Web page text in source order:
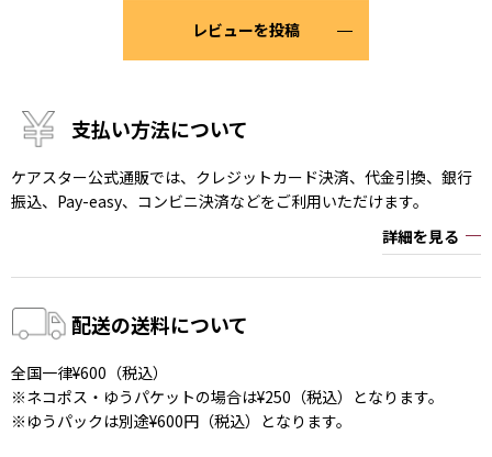
レビューを投稿
支払い方法について
ケアスター公式通販では、クレジットカード決済、代金引換、銀行
振込、Pay-easy、コンビニ決済などをご利用いただけます。
詳細を見る
配送の送料について
全国一律¥600（税込）
※ネコポス・ゆうパケットの場合は¥250（税込）となります。
※ゆうパックは別途¥600円（税込）となります。